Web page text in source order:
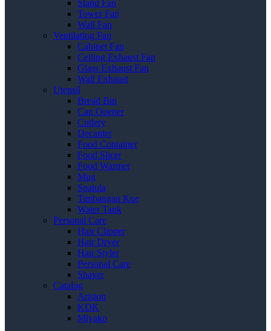
Stand Fan
Tower Fan
Wall Fan
Ventilating Fan
Cabinet Fan
Ceiling Exhaust Fan
Glass Exhaust Fan
Wall Exhaust
Utensil
Bread Bin
Can Opener
Cutlery
Decanter
Food Container
Food Slicer
Food Warmer
Mug
Spatula
Timbangan Kue
Water Tank
Personal Care
Hair Clipper
Hair Dryer
Hair Styler
Personal Care
Shaver
Catalog
Ariston
KDK
Miyako